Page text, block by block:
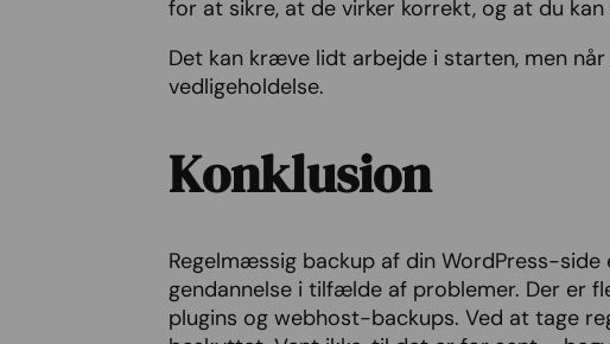
for at sikre, at de virker korrekt, og at du
Det kan kræve lidt arbejde i starten, men
vedligeholdelse.
Konklusion
Regelmæssig backup af din WordPress-
gendannelse i tilfælde af problemer. Der er
plugins og webhost-backups. Ved at tage